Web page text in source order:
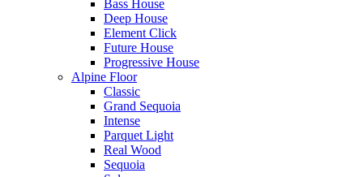
Bass House
Deep House
Element Click
Future House
Progressive House
Alpine Floor
Classic
Grand Sequoia
Intense
Parquet Light
Real Wood
Sequoia